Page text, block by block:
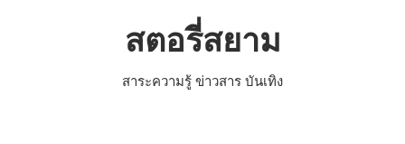
สตอรี่สยาม
สาระความรู้ ข่าวสาร บันเทิง